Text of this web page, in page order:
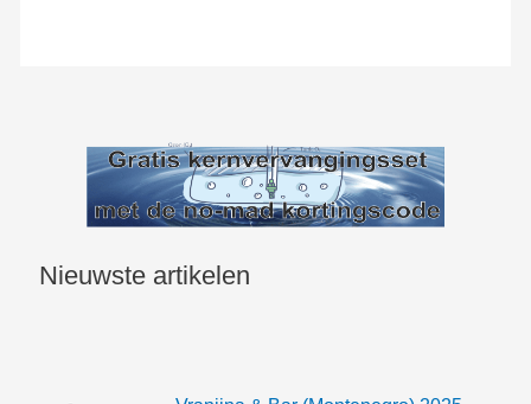
Nieuwste artikelen